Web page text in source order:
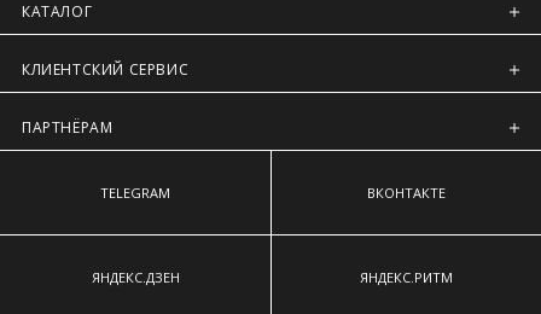
КАТАЛОГ
КЛИЕНТСКИЙ СЕРВИС
ПАРТНЁРАМ
TELEGRAM ВКОНТАКТЕ
ЯНДЕКС.ДЗЕН ЯНДЕКС.РИТМ